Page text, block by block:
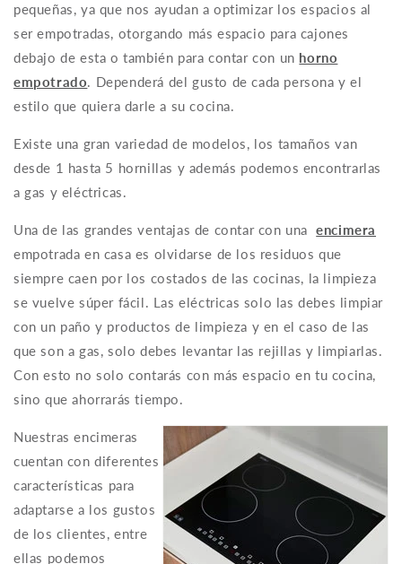
pequeñas, ya que nos ayudan a optimizar los espacios al
ser empotradas, otorgando más espacio para cajones
debajo de esta o también para contar con un horno
empotrado. Dependerá del gusto de cada persona y el
estilo que quiera darle a su cocina.
Existe una gran variedad de modelos, los tamaños van
desde 1 hasta 5 hornillas y además podemos encontrarlas
a gas y eléctricas.
Una de las grandes ventajas de contar con una encimera
empotrada en casa es olvidarse de los residuos que
siempre caen por los costados de las cocinas, la limpieza
se vuelve súper fácil. Las eléctricas solo las debes limpiar
con un paño y productos de limpieza y en el caso de las
que son a gas, solo debes levantar las rejillas y limpiarlas.
Con esto no solo contarás con más espacio en tu cocina,
sino que ahorrarás tiempo.
Nuestras encimeras
cuentan con diferentes
características para
adaptarse a los gustos
de los clientes, entre
ellas podemos